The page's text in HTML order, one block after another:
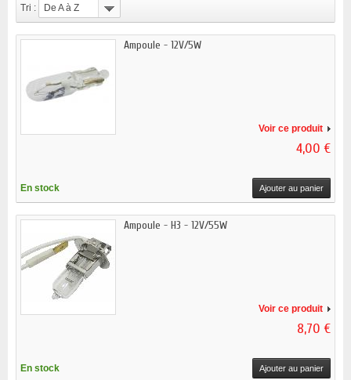
Tri : De A à Z
Ampoule - 12V/5W
Voir ce produit
4,00 €
En stock Ajouter au panier
Ampoule - H3 - 12V/55W
Voir ce produit
8,70 €
En stock Ajouter au panier